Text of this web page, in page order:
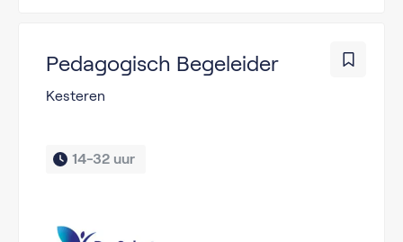
Pedagogisch Begeleider
Kesteren
14-32 uur